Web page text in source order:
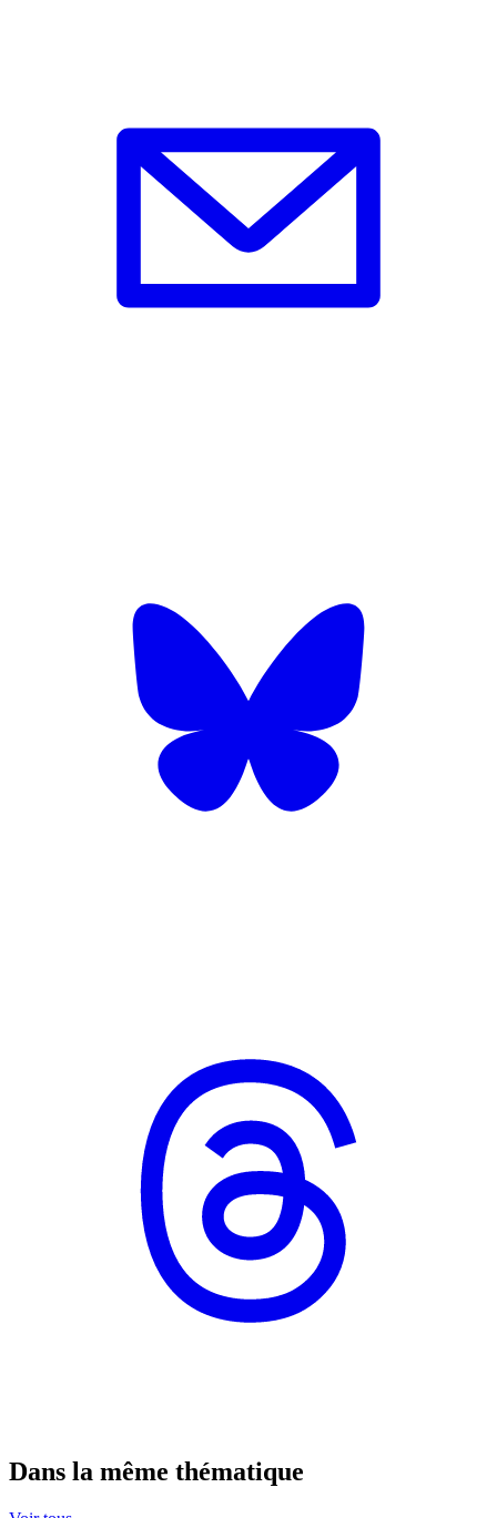
Dans la même thématique